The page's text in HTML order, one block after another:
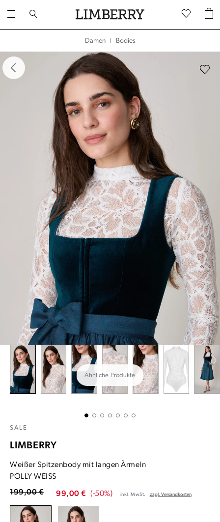
Damen Bodies
überspringen
Ähnliche Produkte
SALE
LIMBERRY
Weißer Spitzenbody mit langen Ärmeln
POLLY WEISS
99,00 € (-50%)
199,00 € inkl. MwSt. zzgl. Versandkosten